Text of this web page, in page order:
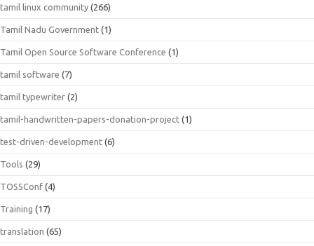
tamil linux community (266)
Tamil Nadu Government (1)
Tamil Open Source Software Conference (1)
tamil software (7)
tamil typewriter (2)
tamil-handwritten-papers-donation-project (1)
test-driven-development (6)
Tools (29)
TOSSConf (4)
Training (17)
translation (65)